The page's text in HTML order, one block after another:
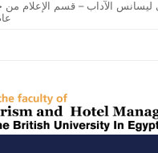
عام 2012، عمل في عدد من